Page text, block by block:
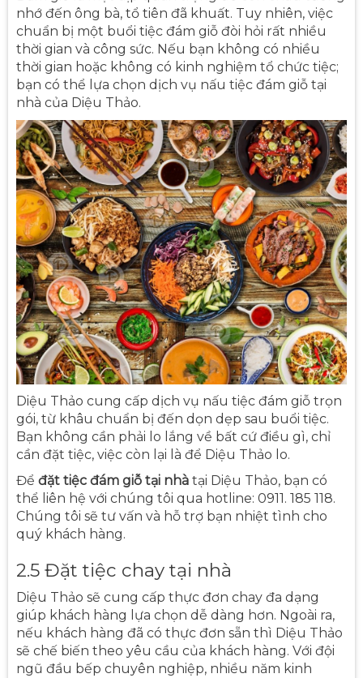
nhớ đến ông bà, tổ tiên đã khuất. Tuy nhiên, việc
chuẩn bị một buổi tiệc đám giỗ đòi hỏi rất nhiều
thời gian và công sức. Nếu bạn không có nhiều
thời gian hoặc không có kinh nghiệm tổ chức tiệc;
bạn có thể lựa chọn dịch vụ nấu tiệc đám giỗ tại
nhà của Diệu Thảo.
Diệu Thảo cung cấp dịch vụ nấu tiệc đám giỗ trọn
gói, từ khâu chuẩn bị đến dọn dẹp sau buổi tiệc.
Bạn không cần phải lo lắng về bất cứ điều gì, chỉ
cần đặt tiệc, việc còn lại là để Diệu Thảo lo.
Để đặt tiệc đám giỗ tại nhà tại Diệu Thảo, bạn có
thể liên hệ với chúng tôi qua hotline: 0911. 185 118.
Chúng tôi sẽ tư vấn và hỗ trợ bạn nhiệt tình cho
quý khách hàng.
2.5 Đặt tiệc chay tại nhà
Diệu Thảo sẽ cung cấp thực đơn chay đa dạng
giúp khách hàng lựa chọn dễ dàng hơn. Ngoài ra,
nếu khách hàng đã có thực đơn sẵn thì Diệu Thảo
sẽ chế biến theo yêu cầu của khách hàng. Với đội
ngũ đầu bếp chuyên nghiệp, nhiều năm kinh